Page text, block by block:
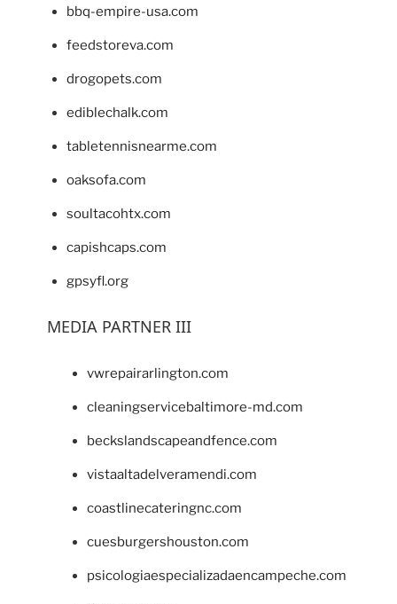
bbq-empire-usa.com
feedstoreva.com
drogopets.com
ediblechalk.com
tabletennisnearme.com
oaksofa.com
soultacohtx.com
capishcaps.com
gpsyfl.org
MEDIA PARTNER III
vwrepairarlington.com
cleaningservicebaltimore-md.com
beckslandscapeandfence.com
vistaaltadelveramendi.com
coastlinecateringnc.com
cuesburgershouston.com
psicologiaespecializadaencampeche.com